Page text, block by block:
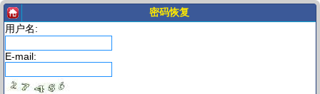
密码恢复
用户名:
E-mail: